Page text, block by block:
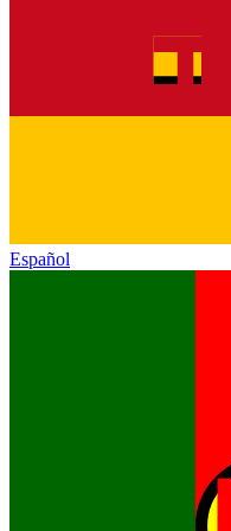
Español